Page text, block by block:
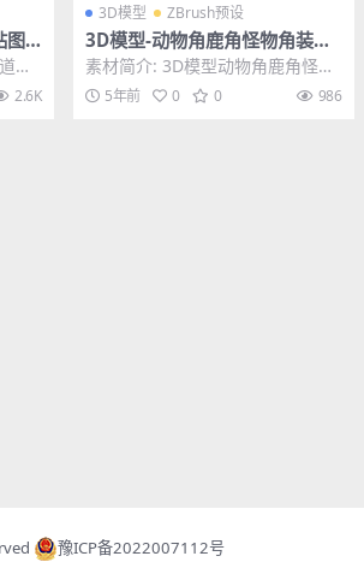
图
纹
C...
2.6K
3D模型 ZBrush预设
3D模型-动物角鹿角怪物角装饰
模型ZBrush笔刷预设
素材简介: 3D模型动物角鹿角怪物
角装饰模型ZBrush笔刷预设，包
含60款不同...
5年前 0 0 986
豫ICP备2022007112号